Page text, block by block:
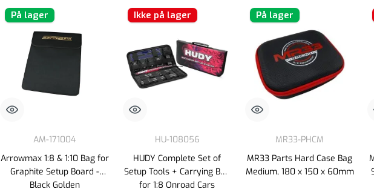
På lager
AM-171004
Arrowmax 1:8 & 1:10 Bag for
Graphite Setup Board -
Black Golden
Ikke på lager
HU-108056
HUDY Complete Set of
Setup Tools + Carrying Bag
for 1:8 Onroad Cars
På lager
MR33-PHCM
MR33 Parts Hard Case Bag
Medium, 180 x 150 x 60mm